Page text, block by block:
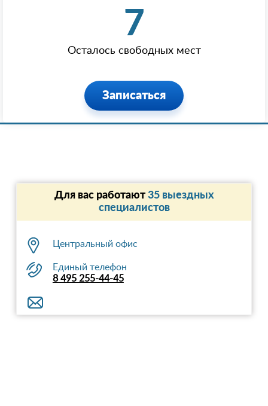
7
Осталось свободных мест
Записаться
Для вас работают35 выездных
специалистов
Центральный офис
Единый телефон
8 495 255-44-45